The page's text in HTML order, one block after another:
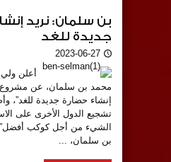
بن سلمان: نريد
جديدة للغد
2023-06-27
أعلن ولي
محمد بن سلمان، عن مشروع
إنشاء حضارة جديدة للغد”،
تشجيع الدول الأخرى على
الشيء من أجل كوكب
بن سلمان، ...